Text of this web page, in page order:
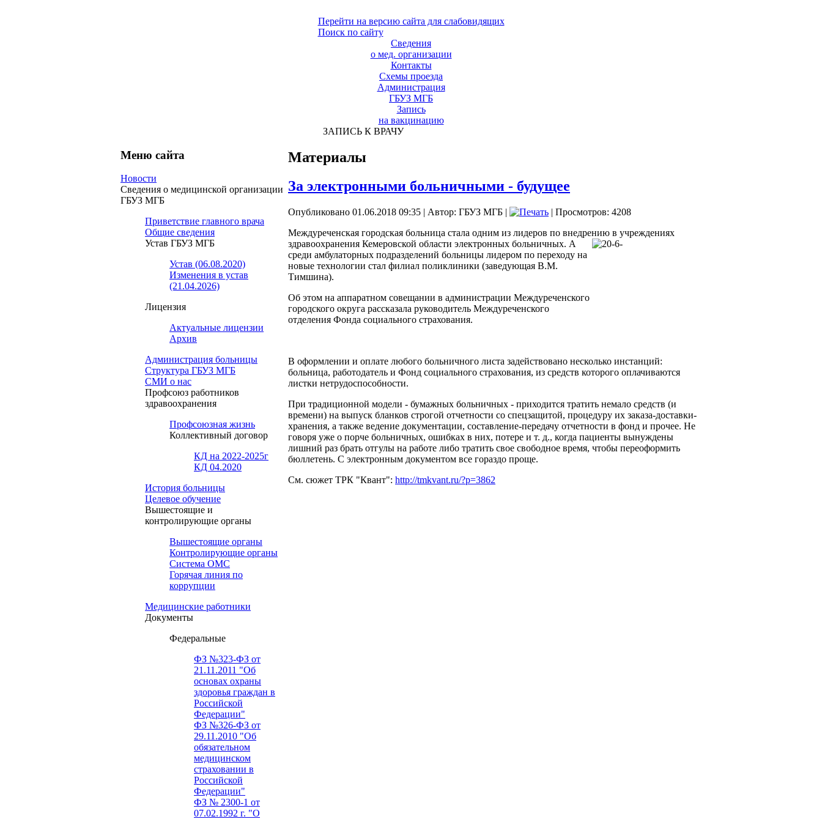
Перейти на версию сайта для слабовидящих
Поиск по сайту
Сведения
о мед. организации
Контакты
Схемы проезда
Администрация
ГБУЗ МГБ
Запись
на вакцинацию
ЗАПИСЬ К ВРАЧУ
Меню сайта
Новости
Сведения о медицинской организации
ГБУЗ МГБ
Приветствие главного врача
Общие сведения
Устав ГБУЗ МГБ
Устав (06.08.2020)
Изменения в устав
(21.04.2026)
Лицензия
Актуальные лицензии
Архив
Администрация больницы
Структура ГБУЗ МГБ
СМИ о нас
Профсоюз работников
здравоохранения
Профсоюзная жизнь
Коллективный договор
КД на 2022-2025г
КД 04.2020
История больницы
Целевое обучение
Вышестоящие и
контролирующие органы
Вышестоящие органы
Контролирующие органы
Система ОМС
Горячая линия по
коррупции
Медицинские работники
Документы
Федеральные
ФЗ №323-ФЗ от
21.11.2011 "Об
основах охраны
здоровья граждан в
Российской
Федерации"
ФЗ №326-ФЗ от
29.11.2010 "Об
обязательном
медицинском
страховании в
Российской
Федерации"
ФЗ № 2300-1 от
07.02.1992 г. "О
Материалы
За электронными больничными - будущее
Опубликовано 01.06.2018 09:35 | Автор: ГБУЗ МГБ |
| Просмотров: 4208
Междуреченская городская больница стала одним из лидеров по внедрению в учреждениях
здравоохранения Кемеровской области электронных больничных. А
среди амбулаторных подразделений больницы лидером по переходу на
новые технологии стал филиал поликлиники (заведующая В.М.
Тимшина).
Об этом на аппаратном совещании в администрации Междуреченского
городского округа рассказала руководитель Междуреченского
отделения Фонда социального страхования.
В оформлении и оплате любого больничного листа задействовано несколько инстанций:
больница, работодатель и Фонд социального страхования, из средств которого оплачиваются
листки нетрудоспособности.
При традиционной модели - бумажных больничных - приходится тратить немало средств (и
времени) на выпуск бланков строгой отчетности со спецзащитой, процедуру их заказа-доставки-
хранения, а также ведение документации, составление-передачу отчетности в фонд и прочее. Не
говоря уже о порче больничных, ошибках в них, потере и т. д., когда пациенты вынуждены
лишний раз брать отгулы на работе либо тратить свое свободное время, чтобы переоформить
бюллетень. С электронным документом все гораздо проще.
См. сюжет ТРК "Квант": http://tmkvant.ru/?p=3862